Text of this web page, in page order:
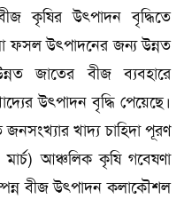
কৃষির উৎপাদন বৃদ্ধিতে
ফসল উৎপাদনের জন্য উন্নত
জাতের বীজ ব্যবহারে
উৎপাদন বৃদ্ধি পেয়েছে।
খাদ্য চাহিদা পূরণ
আঞ্চলিক কৃষি গবেষণা
বীজ উৎপাদন কলাকৌশল